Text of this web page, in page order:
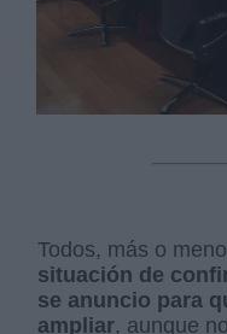
Todos, más o
situación de
se anuncio para
ampliar, aunque